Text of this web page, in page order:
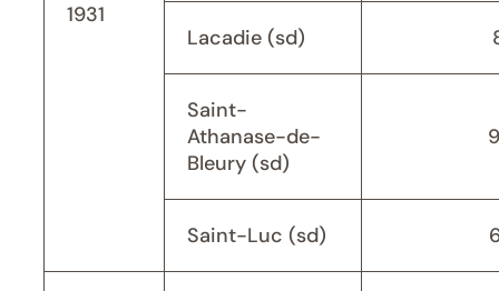
1931
Lacadie (sd)
Saint-
Athanase-de-
Bleury (sd)
Saint-Luc (sd)